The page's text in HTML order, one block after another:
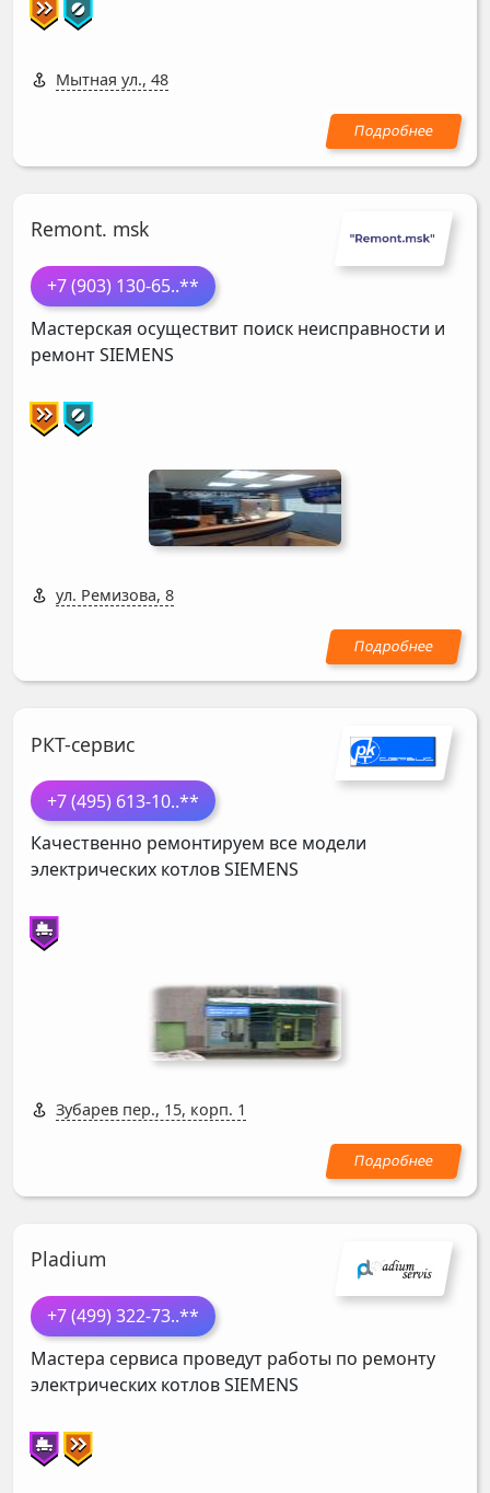
Мытная ул., 48
Remont. msk
+7 (903) 130-65..**
Мастерская осуществит поиск неисправности и
ремонтSIEMENS
ул. Ремизова, 8
РКТ-сервис
+7 (495) 613-10..**
Качественно ремонтируем все модели
электрических котловSIEMENS
Зубарев пер., 15, корп. 1
Pladium
+7 (499) 322-73..**
Мастера сервиса проведут работы по ремонту
электрических котловSIEMENS